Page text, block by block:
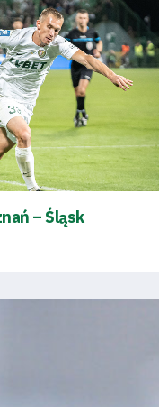
– Śląsk